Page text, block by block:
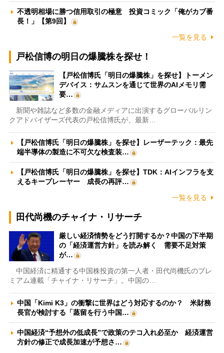
不透明相場に勝つ信用取引の極意 投資コミック「俺がカブ番
長！」【第9回】
一覧を見る
戸松信博の明日の爆騰株を探せ！
【戸松信博氏「明日の爆騰株」を探せ】トーメン
デバイス：サムスンを通じて世界のAIメモリ需
要…
新聞や雑誌など多数の金融メディアに出演するグローバルリン
クアドバイザーズ代表の戸松信博氏が、最新…
【戸松信博氏「明日の爆騰株」を探せ】レーザーテック：最先
端半導体の製造に不可欠な検査装…
【戸松信博氏「明日の爆騰株」を探せ】TDK：AIインフラを支
えるキープレーヤー 成長の再評…
一覧を見る
田代尚機のチャイナ・リサーチ
厳しい経済情勢をどう打開するか？中国の下半期
の「経済運営方針」を読み解く 需要不足対策
が…
中国経済に精通する中国株投資の第一人者・田代尚機氏のプレ
ミアム連載「チャイナ・リサーチ」。中国の…
中国「Kimi K3」の衝撃に世界はどう対応するのか？ 米財務
長官が検討する「蒸留を行う中国…
中国経済“予想外の低成長”で政策のテコ入れ必至か 経済運営
方針の修正で成長加速が予想さ…